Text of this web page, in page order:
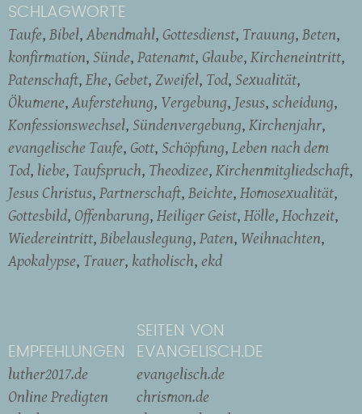
SCHLAGWORTE
Taufe Bibel Abendmahl Gottesdienst Trauung Beten
konfirmation Sünde Patenamt Glaube Kircheneintritt
Patenschaft Ehe Gebet Zweifel Tod Sexualität
Ökumene Auferstehung Vergebung Jesus scheidung
Konfessionswechsel Sündenvergebung Kirchenjahr
evangelische Taufe Gott Schöpfung Leben nach dem
Tod liebe Taufspruch Theodizee Kirchenmitgliedschaft
Jesus Christus Partnerschaft Beichte Homosexualität
Gottesbild Offenbarung Heiliger Geist Hölle Hochzeit
Wiedereintritt Bibelauslegung Paten Weihnachten
Apokalypse Trauer katholisch ekd
EMPFEHLUNGEN
luther2017.de
Online Predigten
SEITEN VON
EVANGELISCH.DE
evangelisch.de
chrismon.de